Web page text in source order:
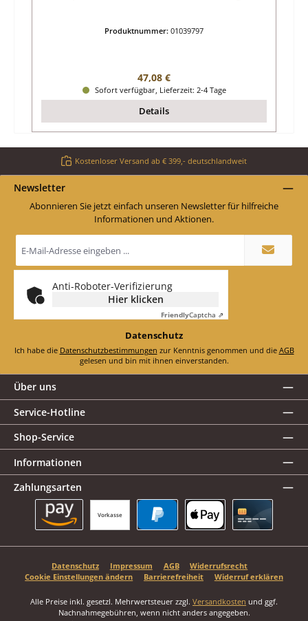
Produktnummer: 01039797
Regulärer Preis:
47,08 €
Sofort verfügbar, Lieferzeit: 2-4 Tage
Details
Kostenloser Versand ab € 399,- deutschlandweit
Newsletter
Abonnieren Sie jetzt einfach unseren Newsletter für hilfreiche
Informationen und Aktionen.
Mail-
Adresse
*
Anti-Roboter-Verifizierung
Hier klicken
FriendlyCaptcha ⇗
Datenschutz
Ich habe die Datenschutzbestimmungen zur Kenntnis genommen und die AGB
gelesen und bin mit ihnen einverstanden.
Über uns
Service-Hotline
Shop-Service
Informationen
Zahlungsarten
Vorkasse
Datenschutz Impressum AGB
Widerrufsrecht
Cookie Einstellungen ändern
Barrierefreiheit Widerruf erklären
Alle Preise inkl. gesetzl. Mehrwertsteuer zzgl. Versandkosten und ggf.
Nachnahmegebühren, wenn nicht anders angegeben.